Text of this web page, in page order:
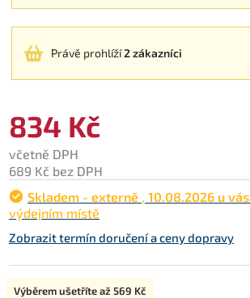
Právě prohlíží2 zákazníci
834 Kč
včetně DPH
689 Kč bez DPH
Skladem - externě , 10.08.2026 u vás
výdejním místě
Zobrazit termín doručení a ceny dopravy
Typ:
Výběrem ušetříte až569 Kč